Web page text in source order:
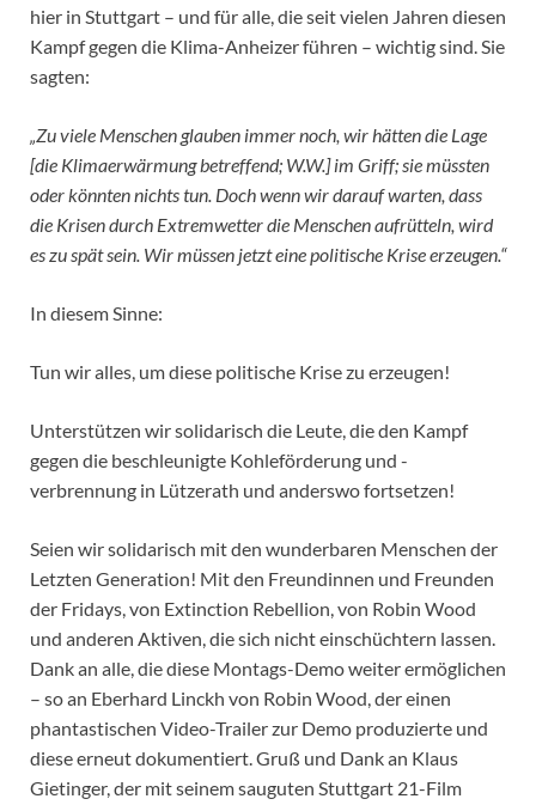
hier in Stuttgart – und für alle, die seit vielen Jahren diesen
Kampf gegen die Klima-Anheizer führen – wichtig sind. Sie
sagten:
„Zu viele Menschen glauben immer noch, wir hätten die Lage
[die Klimaerwärmung betreffend; W.W.] im Griff; sie müssten
oder könnten nichts tun. Doch wenn wir darauf warten, dass
die Krisen durch Extremwetter die Menschen aufrütteln, wird
es zu spät sein. Wir müssen jetzt eine politische Krise erzeugen.“
In diesem Sinne:
Tun wir alles, um diese politische Krise zu erzeugen!
Unterstützen wir solidarisch die Leute, die den Kampf
gegen die beschleunigte Kohleförderung und -
verbrennung in Lützerath und anderswo fortsetzen!
Seien wir solidarisch mit den wunderbaren Menschen der
Letzten Generation! Mit den Freundinnen und Freunden
der Fridays, von Extinction Rebellion, von Robin Wood
und anderen Aktiven, die sich nicht einschüchtern lassen.
Dank an alle, die diese Montags-Demo weiter ermöglichen
– so an Eberhard Linckh von Robin Wood, der einen
phantastischen Video-Trailer zur Demo produzierte und
diese erneut dokumentiert. Gruß und Dank an Klaus
Gietinger, der mit seinem sauguten Stuttgart 21-Film